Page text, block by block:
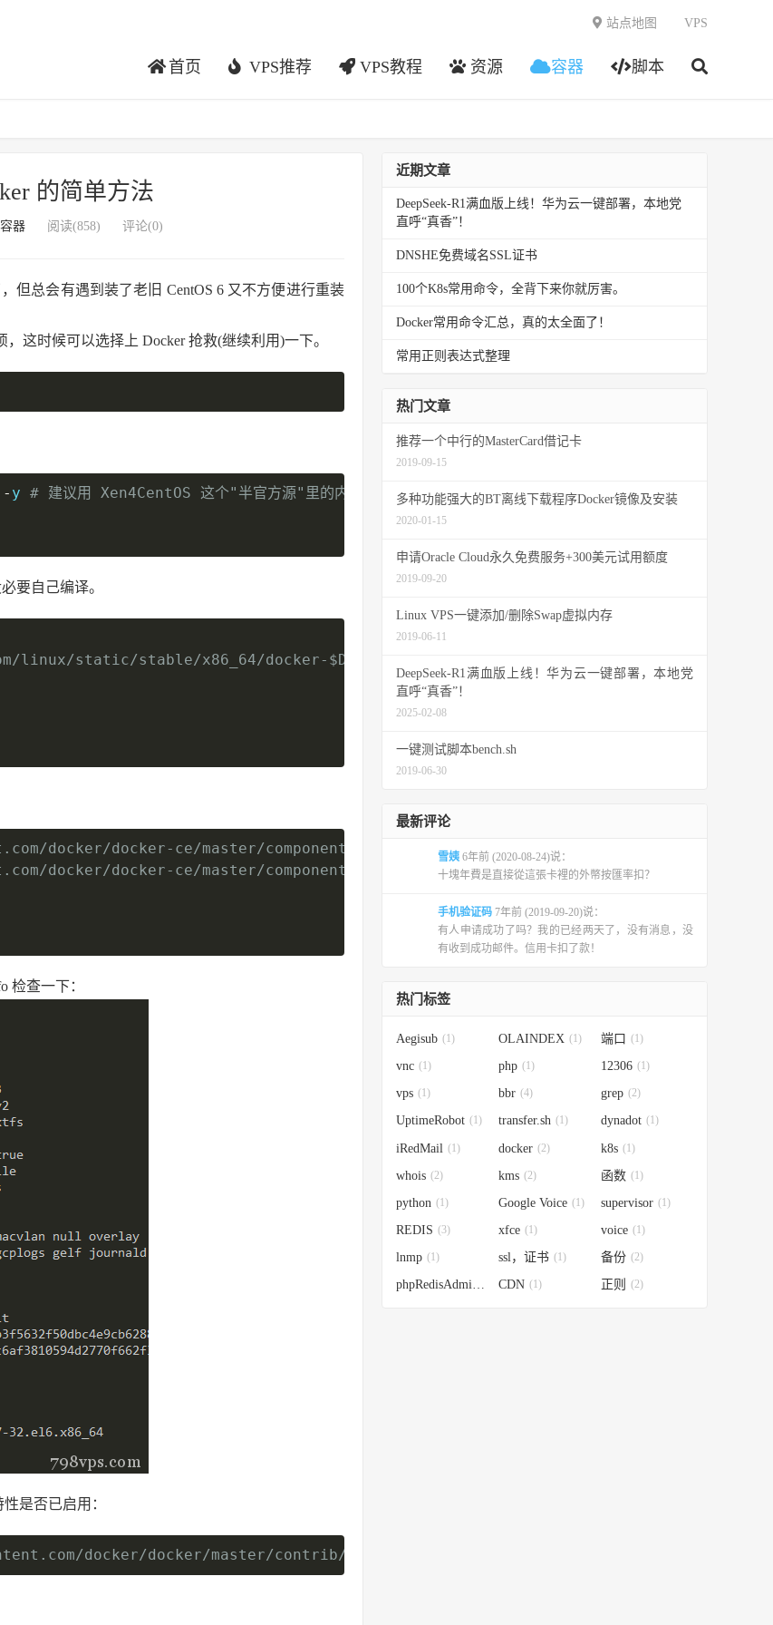
首页 VPS推荐 VPS教程 资源 容器 脚本
站点地图 VPS
的简单方法
容器 阅读(858) 评论(0)
但总会有遇到装了老旧 CentOS 6 又不方便进行重装
这时候可以选择上 Docker 抢救(继续利用)一下。
- y # 建议用 Xen4CentOS 这个"半官方源"里的内核，不建议用 ELRepo。
复制
要自己编译。
linux/static/stable/x86_64/docker-$DOCKER_VERSION.tgz
docker/docker-ce/master/components/engine/contrib/init/sysvinit-redhat/
docker/docker-ce/master/components/engine/contrib/init/sysvinit-redhat/docker
复制
检查一下：
是否已启用：
docker/docker/master/contrib/check-config.sh | bash /dev/stdin /boot/config-
复制
近期文章
DeepSeek-R1满血版上线！华为云一键部署，本地党
直呼“真香”！
DNSHE免费域名SSL证书
100个K8s常用命令，全背下来你就厉害。
Docker常用命令汇总，真的太全面了！
常用正则表达式整理
热门文章
推荐一个中行的MasterCard借记卡
2019-09-15
多种功能强大的BT离线下载程序Docker镜像及安装
2020-01-15
申请Oracle Cloud永久免费服务+300美元试用额度
2019-09-20
Linux VPS一键添加/删除Swap虚拟内存
2019-06-11
DeepSeek-R1满血版上线！华为云一键部署，本地党
直呼“真香”！
2025-02-08
一键测试脚本bench.sh
2019-06-30
最新评论
雪姨 6年前 (2020-08-24)说：
十塊年費是直接從這張卡裡的外幣按匯率扣？
手机验证码 7年前 (2019-09-20)说：
有人申请成功了吗？我的已经两天了，没有消息，没
有收到成功邮件。信用卡扣了款！
热门标签
Aegisub (1) OLAINDEX (1) 端口 (1)
vnc (1) php (1) 12306 (1)
vps (1) bbr (4) grep (2)
UptimeRobot (1) transfer.sh (1) dynadot (1)
iRedMail (1) docker (2) k8s (1)
whois (2) kms (2) 函数 (1)
python (1) Google Voice (1) supervisor (1)
REDIS (3) xfce (1) voice (1)
lnmp (1) ssl，证书 (1) 备份 (2)
phpRedisAdmin CDN (1) 正则 (2)